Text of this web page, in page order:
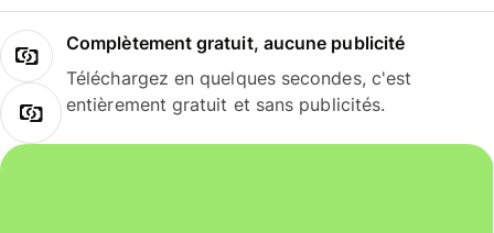
Complètement gratuit, aucune publicité
Téléchargez en quelques secondes, c'est
entièrement gratuit et sans publicités.